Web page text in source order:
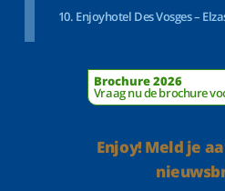
Enjoyhotel Des Vosges –
Brochure 2026
Vraag nu de brochure
Enjoy! Meld je